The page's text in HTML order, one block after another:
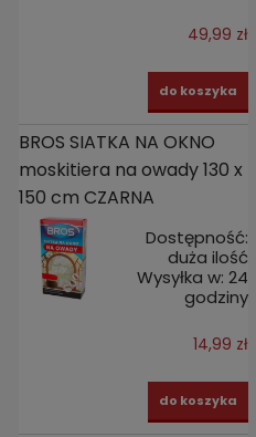
49,99 zł
do koszyka
BROS SIATKA NA OKNO
moskitiera na owady 130 x
150 cm CZARNA
Dostępność:
duża ilość
Wysyłka w: 24
godziny
14,99 zł
do koszyka